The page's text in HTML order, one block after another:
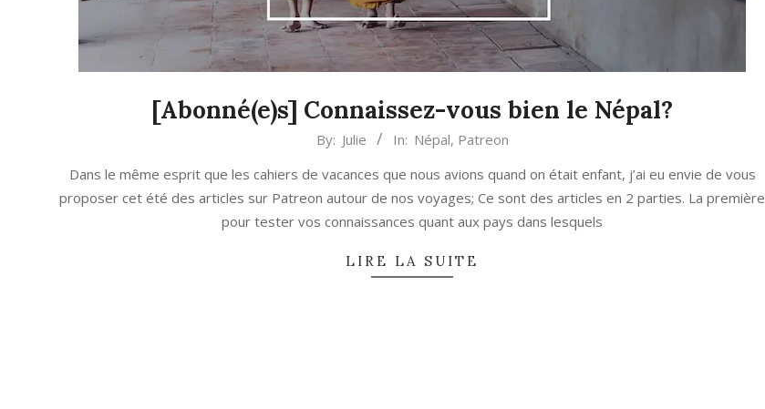
[Abonné(e)s] Connaissez-vous bien le Népal?
By: Julie In: Népal, Patreon
Dans le même esprit que les cahiers de vacances que nous avions quand on était enfant, j’ai eu envie de vous
proposer cet été des articles sur Patreon autour de nos voyages; Ce sont des articles en 2 parties. La première
pour tester vos connaissances quant aux pays dans lesquels
LIRE LA SUITE